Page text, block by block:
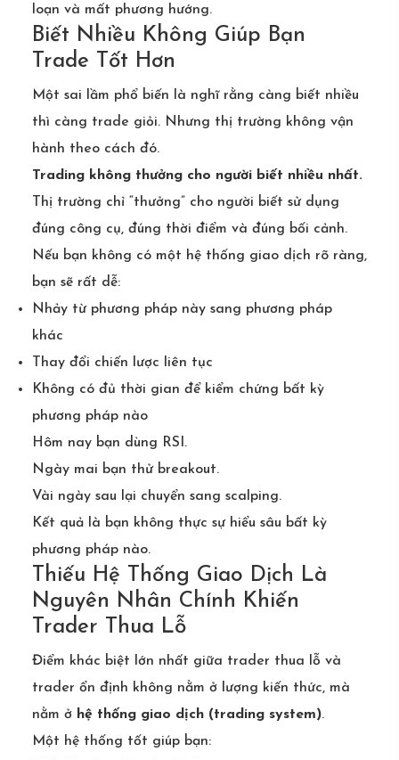
loạn và mất phương hướng.
Biết Nhiều Không Giúp Bạn
Trade Tốt Hơn
Một sai lầm phổ biến là nghĩ rằng càng biết nhiều
thì càng trade giỏi. Nhưng thị trường không vận
hành theo cách đó.
Trading không thưởng cho người biết nhiều nhất.
Thị trường chỉ “thưởng” cho người biết sử dụng
đúng công cụ, đúng thời điểm và đúng bối cảnh.
Nếu bạn không có một hệ thống giao dịch rõ ràng,
bạn sẽ rất dễ:
Nhảy từ phương pháp này sang phương pháp
khác
Thay đổi chiến lược liên tục
Không có đủ thời gian để kiểm chứng bất kỳ
phương pháp nào
Hôm nay bạn dùng RSI.
Ngày mai bạn thử breakout.
Vài ngày sau lại chuyển sang scalping.
Kết quả là bạn không thực sự hiểu sâu bất kỳ
phương pháp nào.
Thiếu Hệ Thống Giao Dịch Là
Nguyên Nhân Chính Khiến
Trader Thua Lỗ
Điểm khác biệt lớn nhất giữa trader thua lỗ và
trader ổn định không nằm ở lượng kiến thức, mà
nằm ở hệ thống giao dịch (trading system).
Một hệ thống tốt giúp bạn: